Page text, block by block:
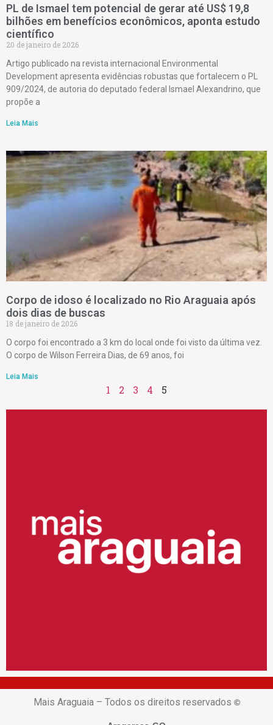
PL de Ismael tem potencial de gerar até US$ 19,8
bilhões em benefícios econômicos, aponta estudo
científico
20 de janeiro de 2026
Artigo publicado na revista internacional Environmental
Development apresenta evidências robustas que fortalecem o PL
909/2024, de autoria do deputado federal Ismael Alexandrino, que
propõe a
Leia Mais
Corpo de idoso é localizado no Rio Araguaia após
dois dias de buscas
18 de janeiro de 2026
O corpo foi encontrado a 3 km do local onde foi visto da última vez.
O corpo de Wilson Ferreira Dias, de 69 anos, foi
Leia Mais
1 2 3 4 5
Mais Araguaia – Todos os direitos reservados ©